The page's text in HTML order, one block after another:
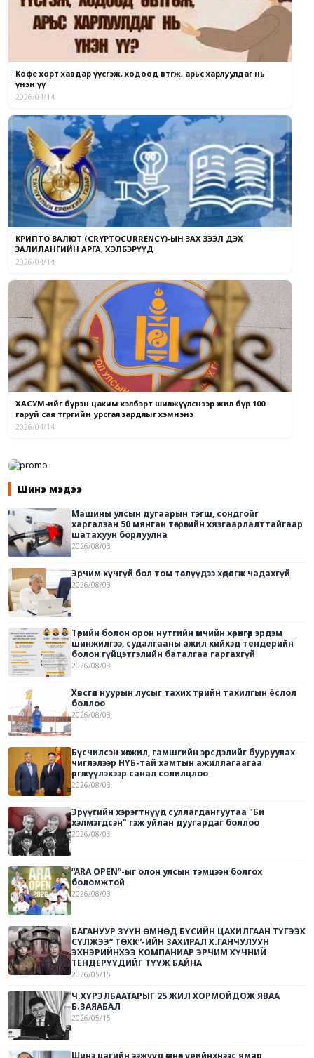
Кофе хорт хавдар үүсгэж, ходоод өвтгөж, арьс харлуулдаг нь
үнэн үү
2026/04/14
КРИПТО ВАЛЮТ (CRYPTOCURRENCY)-ЫН ЗАХ ЗЭЭЛ ДЭХ
ЗАЛИЛАНГИЙН АРГА, ХЭЛБЭРҮҮД
2026/04/14
ХАСУМ-ийг бүрэн цахим хэлбэрт шилжүүлснээр жил бүр 100
гаруй сая төгрөгийн урсгал зардлыг хэмнэнэ
2026/04/14
Шинэ мэдээ
Машины улсын дугаарын тэгш, сондгойг
харгалзан 50 мянган төгрөгийн хязгаарлалттайгаар
шатахуун борлуулна
2026/08/03
Эрчим хүчгүй бол том төслүүдээ хөдөлгөж чадахгүй
2026/08/03
Төрийн болон орон нутгийн өмчийн хөрөнгөөр эрдэм
шинжилгээ, судалгааны ажил хийхэд тендерийн
болон гүйцэтгэлийн баталгаа гаргахгүй
2026/08/03
Хөвсгөл нуурын лусыг тахих төрийн тахилгын ёслол
боллоо
2026/08/03
Бүсчилсэн хөгжил, гамшгийн эрсдэлийг бууруулах
чиглэлээр НҮБ-тай хамтын ажиллагаагаа
өргөжүүлэхээр санал солилцлоо
2026/08/03
Эрүүгийн хэрэгтнүүд суллагдангуутаа "Би
хэлмэгдсэн" гэж уйлан дуугардаг боллоо
2026/08/03
“ARA OPEN”-ыг олон улсын тэмцээн болгох
боломжтой
2026/08/03
БАГАНУУР ЗҮҮН ӨМНӨД БҮСИЙН ЦАХИЛГААН ТҮГЭЭХ
СҮЛЖЭЭ” ТӨХК”-ИЙН ЗАХИРАЛ Х.ГАНЧУЛУУН
ЭХНЭРИЙНХЭЭ КОМПАНИАР ЭРЧИМ ХҮЧНИЙ
ТЕНДЕРҮҮДИЙГ ТҮҮЖ БАЙНА
2026/05/15
Ч.ХҮРЭЛБААТАРЫГ 25 ЖИЛ ХОРМОЙДОЖ ЯВАА
Б.ЗАЯАБАЛ
2026/05/15
Шинэ цагийн ээжүүд өмнөх үеийнхнээс ямар